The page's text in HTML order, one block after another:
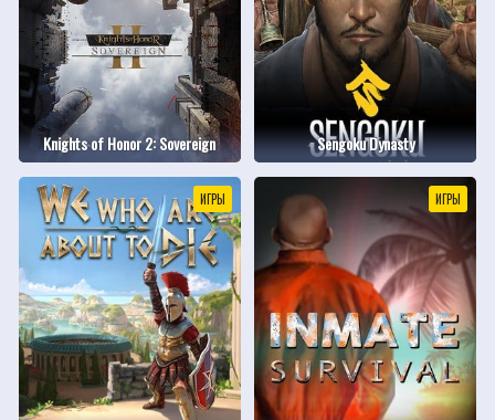
Knights of Honor 2: Sovereign Sengoku Dynasty
ИГРЫ ИГРЫ